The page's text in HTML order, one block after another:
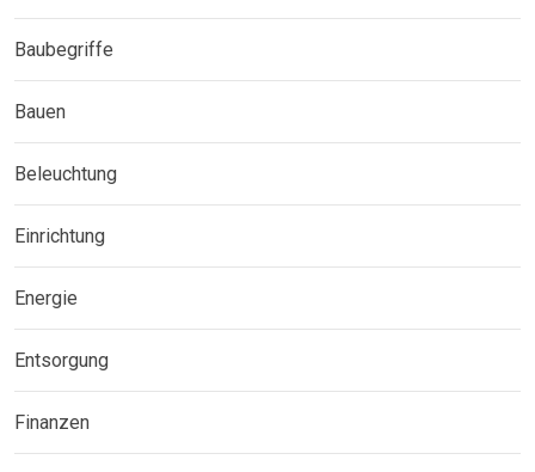
Baubegriffe
Bauen
Beleuchtung
Einrichtung
Energie
Entsorgung
Finanzen